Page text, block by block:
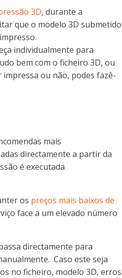
3D, durante a
que o modelo 3D submetido
individualmente para
bem com o ficheiro 3D, ou
ou não, podes fazê-
mais
directamente a partir da
é executada
os preços mais baixos de
face a um elevado número
directamente para
Caso este seja
no ficheiro, modelo 3D, erros